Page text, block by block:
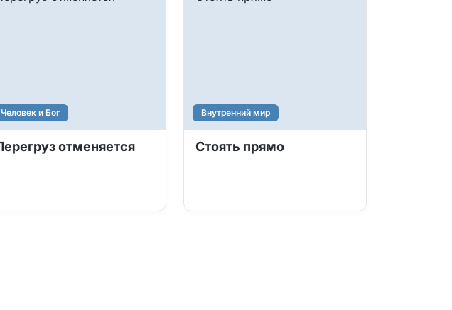
Человек и Бог
отменяется
Внутренний мир
Стоять прямо